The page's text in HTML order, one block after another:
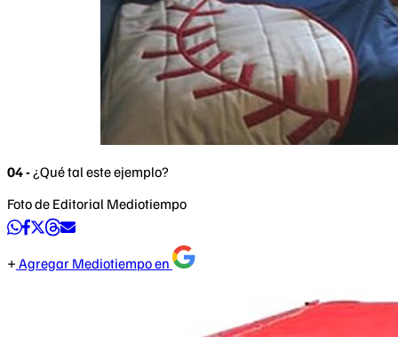
04 -¿Qué tal este ejemplo?
Foto de Editorial Mediotiempo
Agregar Mediotiempo en